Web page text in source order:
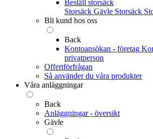
Beställ storsäck
Storsäck Gävle Storsäck
Bli kund hos oss
Back
Kontoansökan - företag
privatperson
Offertförfrågan
Så använder du våra produkter
Våra anläggningar
Back
Anläggningar - översikt
Gävle